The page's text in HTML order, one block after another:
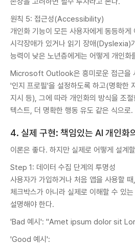
원칙 5: 접근성(Accessibility)
개인화 기능이 모든 사용자에게 동등하게
시각장애가 있거나 읽기 장애(Dyslexia)
능력이 낮은 노년층에게는 어떻게 개인화
Microsoft Outlook은 흥미로운 접근을
'인지 프로필'을 설정하도록 하고(명확한
지시 등), 그에 따라 개인화의 방식을 조
텍스트, 더 명확한 행동 유도 같은 식으로.
4. 실제 구현: 책임있는 AI 개인화
이론은 좋다. 하지만 실제로 어떻게 설계
Step 1: 데이터 수집 단계의 투명성
사용자가 가입하거나 처음 앱을 사용할
체크박스가 아니라 실제로 이해할 수 있
설명해야 한다.
'Bad 예시': "Amet ipsum dolor sit
'Good 예시':